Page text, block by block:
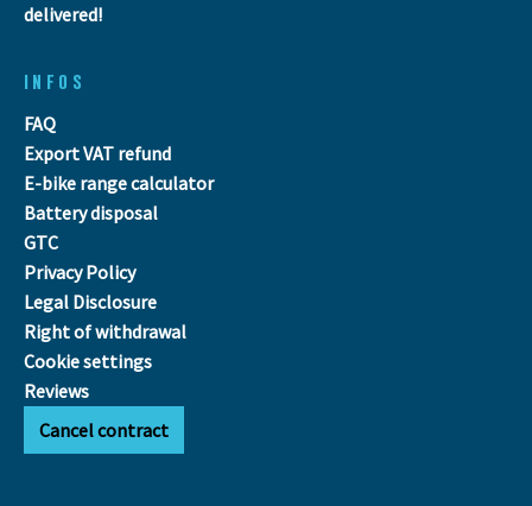
delivered!
INFOS
FAQ
Export VAT refund
E-bike range calculator
Battery disposal
GTC
Privacy Policy
Legal Disclosure
Right of withdrawal
Cookie settings
Reviews
Cancel contract